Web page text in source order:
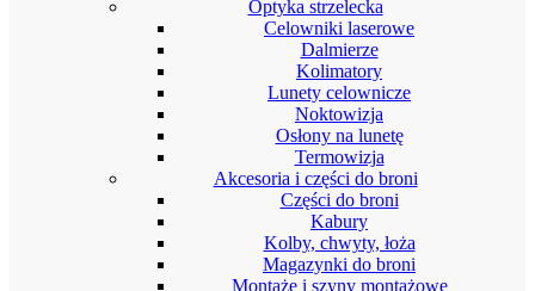
Optyka strzelecka
Celowniki laserowe
Dalmierze
Kolimatory
Lunety celownicze
Noktowizja
Osłony na lunetę
Termowizja
Akcesoria i części do broni
Części do broni
Kabury
Kolby, chwyty, łoża
Magazynki do broni
Montaże i szyny montażowe